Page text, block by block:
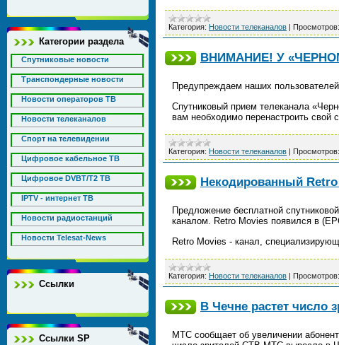
Категории раздела
Спутниковые новости
Транспондерные новости
Новости операторов ТВ
Новости телеканалов
Спорт на телевидении
Цифровое кабельное ТВ
Цифровое DVBT/T2 ТВ
IPTV - интернет ТВ
Новости радиостанций
Новости Telesat-News
Ссылки
Ссылки SP
Категория: Новости телеканалов | Просмотров:
ВНИМАНИЕ! У
Предупреждаем наших
Спутниковый прием телеканала
вам необходимо перенастроить свой
Категория: Новости телеканалов | Просмотров:
Некодированный
Предложение бесплатной
каналом. Retro Movies появился в
Retro Movies - канал,
Категория: Новости телеканалов | Просмотров:
В Чечне растет число
МТС сообщает об увеличении